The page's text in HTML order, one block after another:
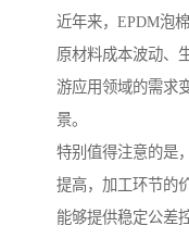
近年来，EPDM泡
原材料成本波动、
游应用领域的需求
景。
特别值得注意的是
提高，加工环节的
能够提供稳定公差